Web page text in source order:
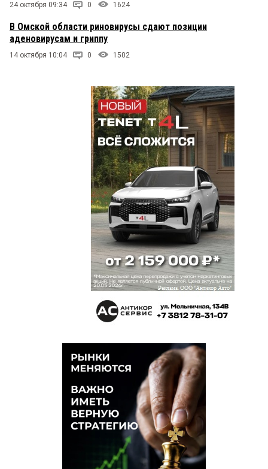
24 октября 09:34 0 1624
В Омской области риновирусы сдают позиции
аденовирусам и гриппу
14 октября 10:04 0 1502